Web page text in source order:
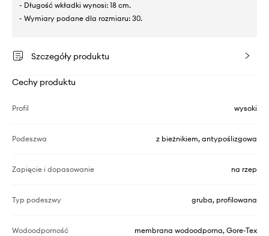
- Długość wkładki wynosi: 18 cm.
- Wymiary podane dla rozmiaru: 30.
Szczegóły produktu
Cechy produktu
Profil wysoki
Podeszwa z bieżnikiem, antypoślizgowa
Zapięcie i dopasowanie na rzep
Typ podeszwy gruba, profilowana
Wodoodporność membrana wodoodporna, Gore-Tex